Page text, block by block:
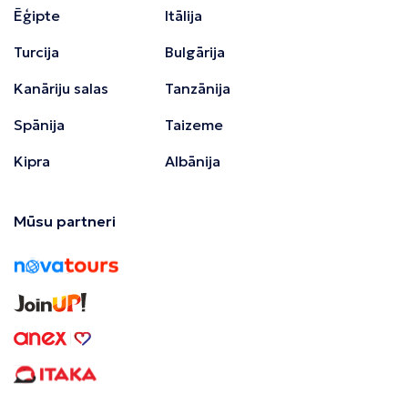
Ēģipte
Turcija
Kanāriju salas
Spānija
Kipra
Itālija
Bulgārija
Tanzānija
Taizeme
Albānija
Mūsu partneri